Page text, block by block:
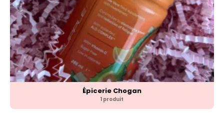
Épicerie Chogan
1 produit